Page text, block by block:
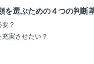
を選ぶための４つの判断
？
実させたい？